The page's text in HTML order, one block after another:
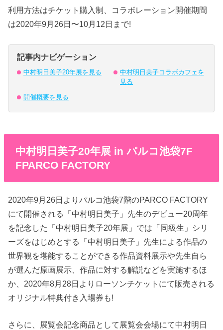
利用方法はチケット購入制、コラボレーション開催期間
は2020年9月26日〜10月12日まで!
記事内ナビゲーション
中村明日美子20年展を見る
中村明日美子コラボカフェを
見る
開催概要を見る
中村明日美子20年展 in パルコ池袋7F
FPARCO FACTORY
2020年9月26日よりパルコ池袋7階のPARCO FACTORY
にて開催される「中村明日美子」先生のデビュー20周年
を記念した「中村明日美子20年展」では「同級生」シリ
ーズをはじめとする「中村明日美子」先生による作品の
世界観を堪能することができる作品資料展示や先生自ら
が選んだ原画展示、作品に対する解説などを実施するほ
か、2020年8月28日よりローソンチケットにて販売される
オリジナル特典付き入場券も!
さらに、展覧会記念商品として展覧会会場にて中村明日